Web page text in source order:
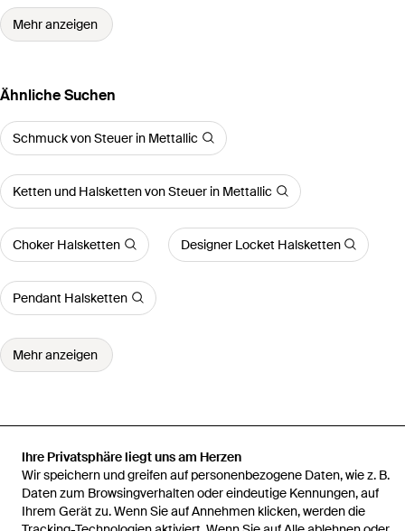
Ihre Privatsphäre liegt uns am Herzen
Wir speichern und greifen auf personenbezogene Daten, wie z. B.
Daten zum Browsingverhalten oder eindeutige Kennungen, auf
Ihrem Gerät zu. Wenn Sie auf Annehmen klicken, werden die
Mehr anzeigen
Ähnliche Suchen
Schmuck von Steuer in Mettallic
Ketten und Halsketten von Steuer in Mettallic
Choker Halsketten Designer Locket Halsketten
Pendant Halsketten
Mehr anzeigen
Startseite Damen Ketten und Halsketten
Collierkette Collier Mit Bunter Glaszierde